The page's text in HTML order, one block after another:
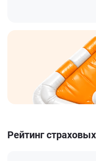
Рейтинг